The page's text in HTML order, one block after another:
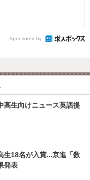
Sponsored by
高生向けニュース英語提
生18名が入賞...京進「数
発表